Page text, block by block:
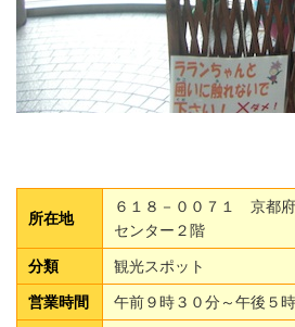
所在地
６１８－００７１ 京都
センター２階
分類 観光スポット
営業時間 午前９時３０分～午後５